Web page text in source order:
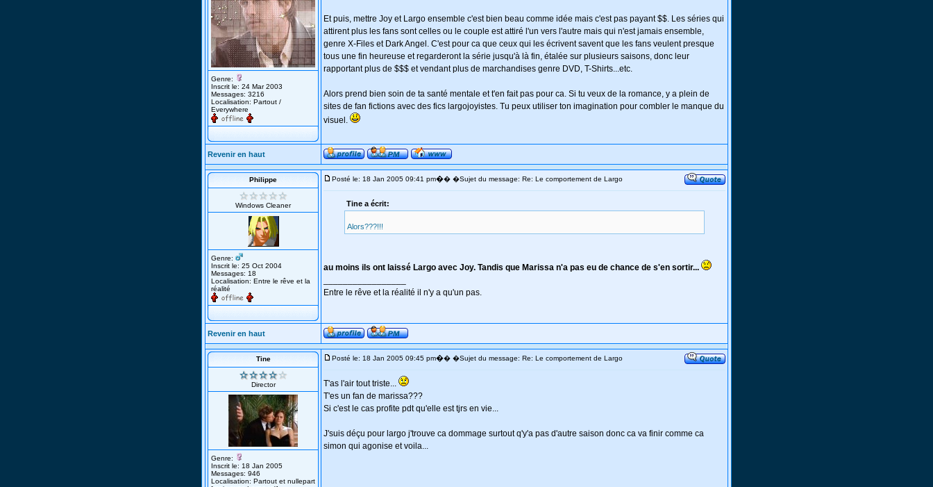
Genre:
Inscrit le: 24 Mar 2003
Messages: 3216
Localisation: Partout /
Everywhere
Et puis, mettre Joy et Largo ensemble c'est bien beau comme idée mais c'est pas payant $$. Les séries qui
attirent plus les fans sont celles ou le couple est attiré l'un vers l'autre mais qui n'est jamais ensemble,
genre X-Files et Dark Angel. C'est pour ca que ceux qui les écrivent savent que les fans veulent presque
tous une fin heureuse et regarderont la série jusqu'à là fin, étalée sur plusieurs saisons, donc leur
rapportant plus de $$$ et vendant plus de marchandises genre DVD, T-Shirts...etc.
Alors prend bien soin de ta santé mentale et t'en fait pas pour ca. Si tu veux de la romance, y a plein de
sites de fan fictions avec des fics largojoyistes. Tu peux utiliser ton imagination pour combler le manque du
visuel.
Revenir en haut
Philippe
Windows Cleaner
Genre:
Inscrit le: 25 Oct 2004
Messages: 18
Localisation: Entre le rêve et la
réalité
Posté le: 18 Jan 2005 09:41 pm�� �Sujet du message: Re: Le comportement de Largo
Tine a écrit:
Alors???!!!
au moins ils ont laissé Largo avec Joy. Tandis que Marissa n'a pas eu de chance de s'en sortir...
Entre le rêve et la réalité il n'y a qu'un pas.
Revenir en haut
Tine
Director
Genre:
Inscrit le: 18 Jan 2005
Messages: 946
Localisation: Partout et nullepart
Posté le: 18 Jan 2005 09:45 pm�� �Sujet du message: Re: Le comportement de Largo
T'as l'air tout triste...
T'es un fan de marissa???
Si c'est le cas profite pdt qu'elle est tjrs en vie...
J'suis déçu pour largo j'trouve ca dommage surtout q'y'a pas d'autre saison donc ca va finir comme ca
simon qui agonise et voila...